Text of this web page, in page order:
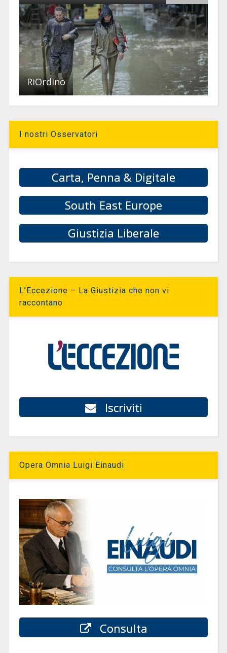
RiOrdino
I nostri Osservatori
Carta, Penna & Digitale
South East Europe
Giustizia Liberale
L’Eccezione – La Giustizia che non vi
raccontano
Iscriviti
Opera Omnia Luigi Einaudi
Consulta